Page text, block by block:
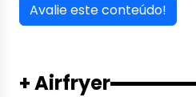
Avalie este conteúdo!
+ Airfryer